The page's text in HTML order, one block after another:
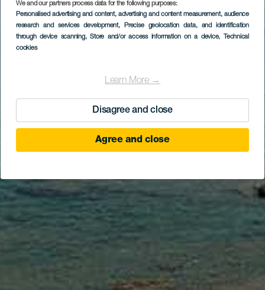
We and our partners process data for the following purposes:
Personalised advertising and content, advertising and content measurement, audience
research and services development, Precise geolocation data, and identification
through device scanning, Store and/or access information on a device, Technical
cookies
Learn More →
Disagree and close
Agree and close